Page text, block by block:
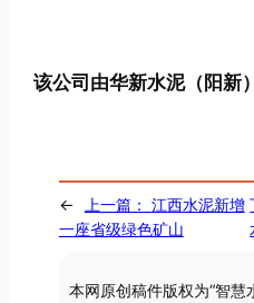
该公司由华新水泥（阳新
← 上一篇： 江西水泥新增
一座省级绿色矿山
本网原创稿件版权为“智慧